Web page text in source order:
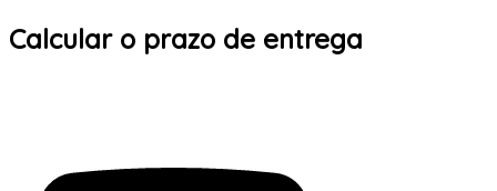
Calcular o prazo de entrega